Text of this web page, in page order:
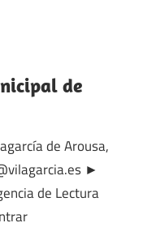
de
de Arousa,
►
de Lectura